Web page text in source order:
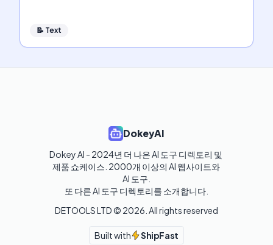
📝 Text
DokeyAI
Dokey AI - 2024년 더 나은 AI 도구 디렉토리 및
제품 쇼케이스. 2000개 이상의 AI 웹사이트와
AI 도구.
또 다른 AI 도구 디렉토리를 소개합니다.
DETOOLS LTD © 2026 . All rights reserved
Built with ShipFast